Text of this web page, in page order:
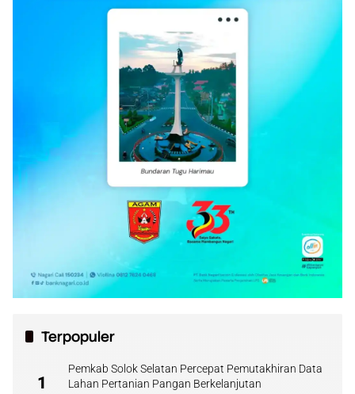
Terpopuler
1
Pemkab Solok Selatan Percepat Pemutakhiran Data
Lahan Pertanian Pangan Berkelanjutan